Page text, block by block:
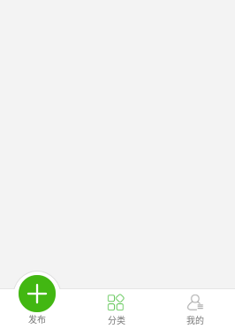
发布 分类 我的